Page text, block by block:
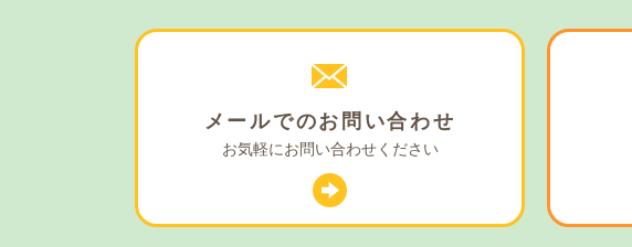
メールでのお問い合わせ
お気軽にお問い合わせください